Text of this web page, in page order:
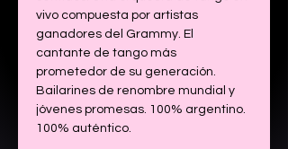
vivo compuesta por artistas
ganadores del Grammy. El
cantante de tango más
prometedor de su generación.
Bailarines de renombre mundial y
jóvenes promesas. 100% argentino.
100% auténtico.